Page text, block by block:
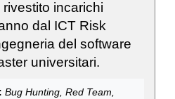
incarichi
dal ICT Risk
del software
universitari.
Bug Hunting, Red Team,